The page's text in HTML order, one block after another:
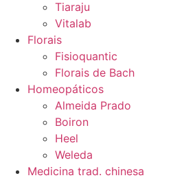
Tiaraju
Vitalab
Florais
Fisioquantic
Florais de Bach
Homeopáticos
Almeida Prado
Boiron
Heel
Weleda
Medicina trad. chinesa